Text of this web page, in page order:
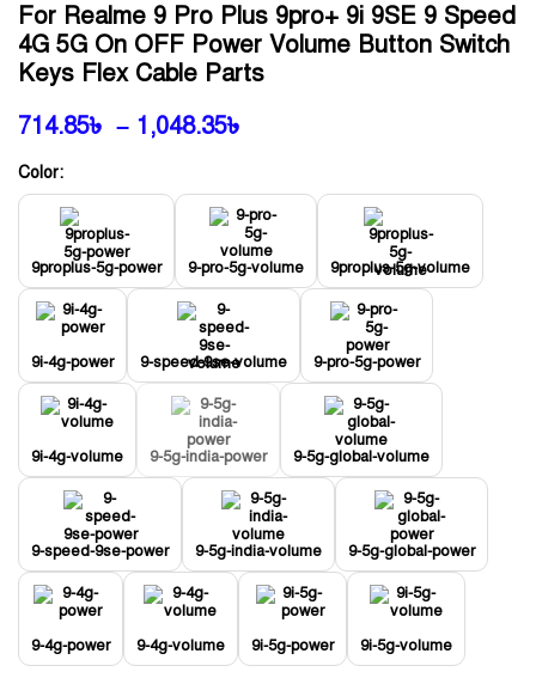
For Realme 9 Pro Plus 9pro+ 9i 9SE 9 Speed
4G 5G On OFF Power Volume Button Switch
Keys Flex Cable Parts
714.85৳ – 1,048.35৳
Color:
9proplus-5g-power 9-pro-5g-volume 9proplus-5g-volume
9i-4g-power 9-speed-9se-volume 9-pro-5g-power
9i-4g-volume 9-5g-india-power 9-5g-global-volume
9-speed-9se-power 9-5g-india-volume 9-5g-global-power
9-4g-power 9-4g-volume 9i-5g-power 9i-5g-volume